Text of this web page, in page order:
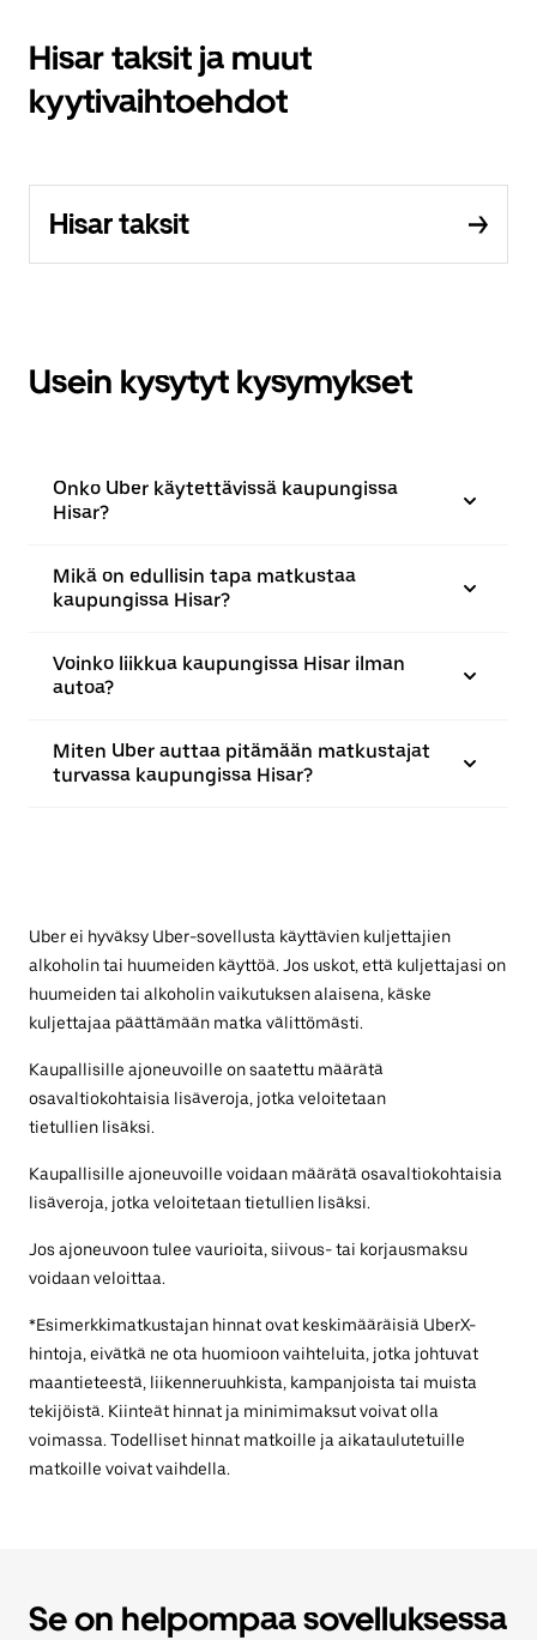
Hisar taksit ja muut
kyytivaihtoehdot
Hisar taksit
Usein kysytyt kysymykset
Onko Uber käytettävissä kaupungissa
Hisar?
Mikä on edullisin tapa matkustaa
kaupungissa Hisar?
Voinko liikkua kaupungissa Hisar ilman
autoa?
Miten Uber auttaa pitämään matkustajat
turvassa kaupungissa Hisar?
Uber ei hyväksy Uber-sovellusta käyttävien kuljettajien
alkoholin tai huumeiden käyttöä. Jos uskot, että kuljettajasi on
huumeiden tai alkoholin vaikutuksen alaisena, käske
kuljettajaa päättämään matka välittömästi.
Kaupallisille ajoneuvoille on saatettu määrätä
osavaltiokohtaisia lisäveroja, jotka veloitetaan
tietullien lisäksi.
Kaupallisille ajoneuvoille voidaan määrätä osavaltiokohtaisia
lisäveroja, jotka veloitetaan tietullien lisäksi.
Jos ajoneuvoon tulee vaurioita, siivous- tai korjausmaksu
voidaan veloittaa.
*Esimerkkimatkustajan hinnat ovat keskimääräisiä UberX-
hintoja, eivätkä ne ota huomioon vaihteluita, jotka johtuvat
maantieteestä, liikenneruuhkista, kampanjoista tai muista
tekijöistä. Kiinteät hinnat ja minimimaksut voivat olla
voimassa. Todelliset hinnat matkoille ja aikataulutetuille
matkoille voivat vaihdella.
Se on helpompaa sovelluksessa